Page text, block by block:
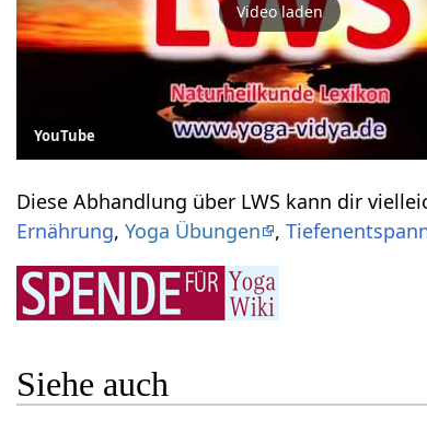
Video laden
YouTube
Diese Abhandlung über LWS kann dir
Ernährung,Yoga Übungen ,
Siehe auch